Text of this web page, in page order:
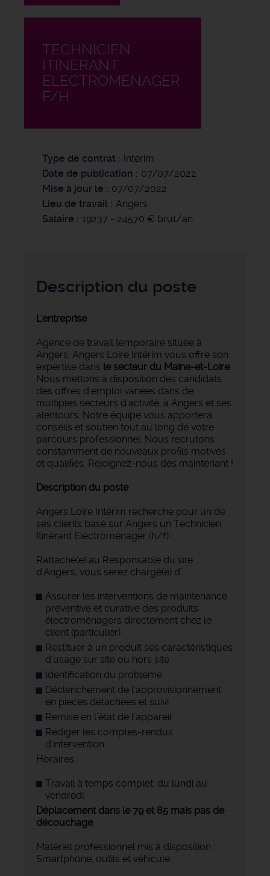
TECHNICIEN
ITINERANT
ELECTROMENAGER
F/H
Type de contrat
Intérim
Date de publication
07/07/2022
Mise à jour le
07/07/2022
Lieu de travail
Angers
Salaire
19237 - 24570 € brut/an
Description du poste
L'entreprise
Agence de travail temporaire située à
Angers, Angers Loire Intérim vous offre son
expertise dans le secteur du Maine-et-Loire.
Nous mettons à disposition des candidats
des offres d'emploi variées dans de
multiples secteurs d'activité, à Angers et ses
alentours. Notre équipe vous apportera
conseils et soutien tout au long de votre
parcours professionnel. Nous recrutons
constamment de nouveaux profils motivés
et qualifiés. Rejoignez-nous dès maintenant !
Description du poste
Angers Loire Intérim recherche pour un de
ses clients basé sur Angers un Technicien
Itinérant Electroménager (h/f) :
Rattaché(e) au Responsable du site
d’Angers, vous serez chargé(e) d’ :
Assurer les interventions de maintenance
préventive et curative des produits
électroménagers directement chez le
client (particulier)
Restituer à un produit ses caractéristiques
d’usage sur site ou hors site
Identification du problème
Déclenchement de l’approvisionnement
en pièces détachées et suivi
Remise en l’état de l’appareil
Rédiger les comptes-rendus
d’intervention.
Horaires :
Travail à temps complet, du lundi au
vendredi.
Déplacement dans le 79 et 85 mais pas de
découchage
Matériel professionnel mis à disposition :
Smartphone, outils et véhicule.